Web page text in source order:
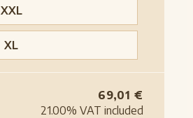
XXL
XL
69,01 €
21.00%VAT included